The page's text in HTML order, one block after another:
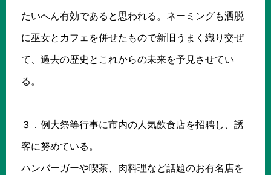
たいへん有効であると思われる。ネーミングも洒脱
に巫女とカフェを併せたもので新旧うまく織り交ぜ
て、過去の歴史とこれからの未来を予見させてい
る。
３．例大祭等行事に市内の人気飲食店を招聘し、誘
客に努めている。
ハンバーガーや喫茶、肉料理など話題のお有名店を